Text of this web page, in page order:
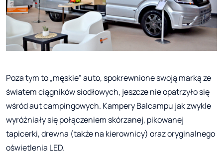
Poza tym to „męskie” auto, spokrewnione swoją marką ze
światem ciągników siodłowych, jeszcze nie opatrzyło się
wśród aut campingowych. Kampery Balcampu jak zwykle
wyróżniały się połączeniem skórzanej, pikowanej
tapicerki, drewna (także na kierownicy) oraz oryginalnego
oświetlenia LED.